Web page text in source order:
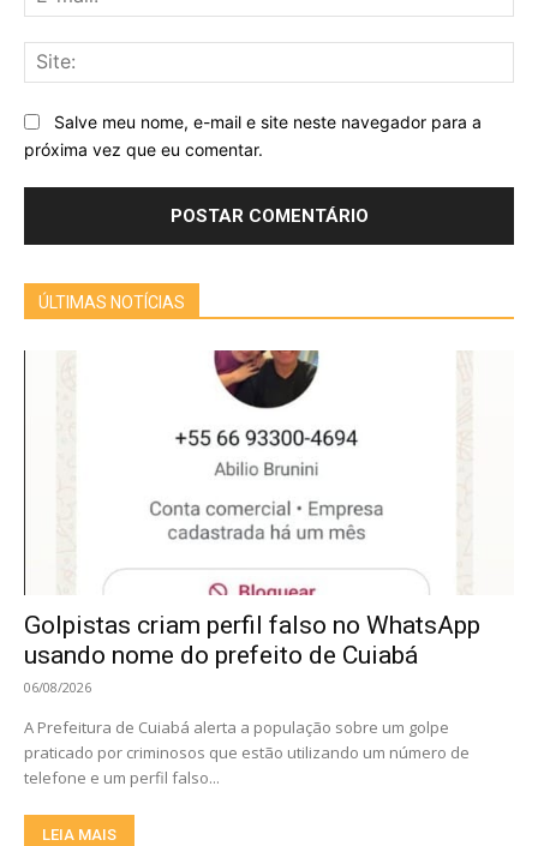
Salve meu nome, e-mail e site neste navegador para a
próxima vez que eu comentar.
ÚLTIMAS NOTÍCIAS
Golpistas criam perfil falso no WhatsApp
usando nome do prefeito de Cuiabá
06/08/2026
A Prefeitura de Cuiabá alerta a população sobre um golpe
praticado por criminosos que estão utilizando um número de
telefone e um perfil falso...
LEIA MAIS